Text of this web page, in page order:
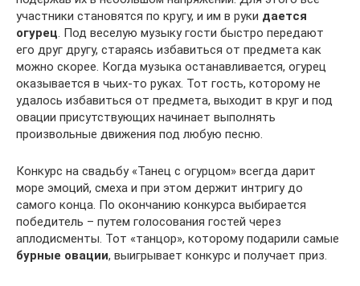
участники становятся по кругу, и им в руки дается
огурец. Под веселую музыку гости быстро передают
его друг другу, стараясь избавиться от предмета как
можно скорее. Когда музыка останавливается, огурец
оказывается в чьих-то руках. Тот гость, которому не
удалось избавиться от предмета, выходит в круг и под
овации присутствующих начинает выполнять
произвольные движения под любую песню.
Конкурс на свадьбу «Танец с огурцом» всегда дарит
море эмоций, смеха и при этом держит интригу до
самого конца. По окончанию конкурса выбирается
победитель – путем голосования гостей через
аплодисменты. Тот «танцор», которому подарили самые
бурные овации, выигрывает конкурс и получает приз.